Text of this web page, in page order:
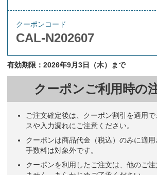
クーポンコード
CAL-N202607
有効期限：2026年9月3日（木）まで
クーポンご利用時の
ご注文確定後は、クーポン割引を適用で
スや入力漏れにご注意ください。
クーポンは商品代金（税込）のみに適
手数料は対象外です。
クーポンを利用したご注文は、他のご